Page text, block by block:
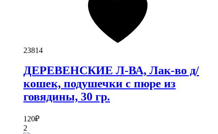
23814
ДЕРЕВЕНСКИЕ Л-ВА, Лак-во д/
кошек, подушечки с пюре из
говядины, 30 гр.
120₽
2